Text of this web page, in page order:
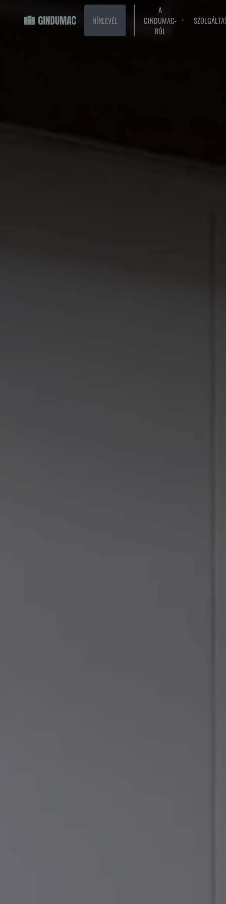
HÍRLEVÉL
A
GINDUMAC-
RÓL